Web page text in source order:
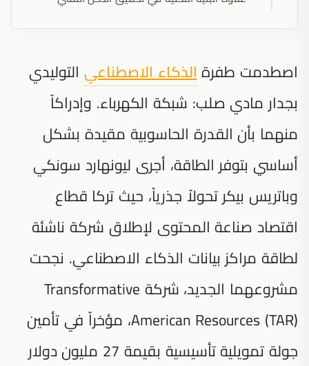
اصطدمت طفرةالذكاء الاصطناعي التوليدي
بجدار مادي صلب: شبكة الكهرباء. وإدراكاً
منهما بأن القدرة الحاسوبية مقيدة بشكل
أساسي بتوفر الطاقة، أجرى ليونهارد سونكي
وباتريس بيكر تحولاً جذرياً، حيث تركا قطاع
اقتصاد صناعة المحتوى لإطلاق شركة ناشئة
لطاقة مراكز بيانات الذكاء الاصطناعي. نجحت
مشروعهما الجديد، شركة Transformative
American Resources (TAR)، مؤخراً في تأمين
جولة تمويلية تأسيسية بقيمة 27 مليون دولار